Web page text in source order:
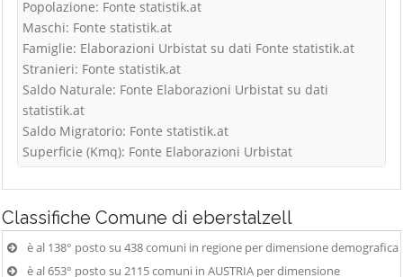
Popolazione: Fonte statistik.at
Maschi: Fonte statistik.at
Famiglie: Elaborazioni Urbistat su dati Fonte statistik.at
Stranieri: Fonte statistik.at
Saldo Naturale: Fonte Elaborazioni Urbistat su dati
statistik.at
Saldo Migratorio: Fonte statistik.at
Superficie (Kmq): Fonte Elaborazioni Urbistat
Classifiche Comune di eberstalzell
è al 138° posto su 438 comuni in regione per dimensione demografica
è al 653° posto su 2115 comuni in AUSTRIA per dimensione